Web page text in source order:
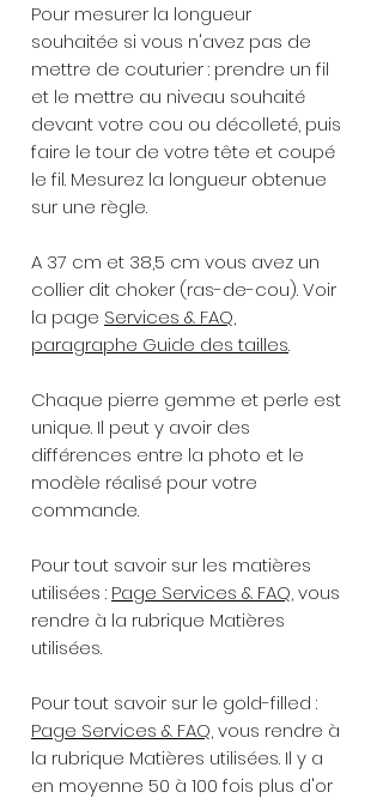
Pour mesurer la longueur
souhaitée si vous n'avez pas de
mettre de couturier : prendre un fil
et le mettre au niveau souhaité
devant votre cou ou décolleté, puis
faire le tour de votre tête et coupé
le fil. Mesurez la longueur obtenue
sur une règle.
A 37 cm et 38,5 cm vous avez un
collier dit choker (ras-de-cou). Voir
la page Services & FAQ,
paragraphe Guide des tailles.
Chaque pierre gemme et perle est
unique. Il peut y avoir des
différences entre la photo et le
modèle réalisé pour votre
commande.
Pour tout savoir sur les matières
utilisées : Page Services & FAQ, vous
rendre à la rubrique Matières
utilisées.
Pour tout savoir sur le gold-filled :
Page Services & FAQ, vous rendre à
la rubrique Matières utilisées. Il y a
en moyenne 50 à 100 fois plus d'or